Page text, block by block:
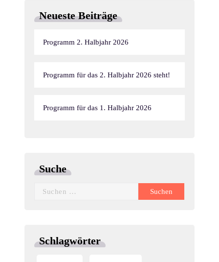
Neueste Beiträge
Programm 2. Halbjahr 2026
Programm für das 2. Halbjahr 2026 steht!
Programm für das 1. Halbjahr 2026
Suche
Suchen
Schlagwörter